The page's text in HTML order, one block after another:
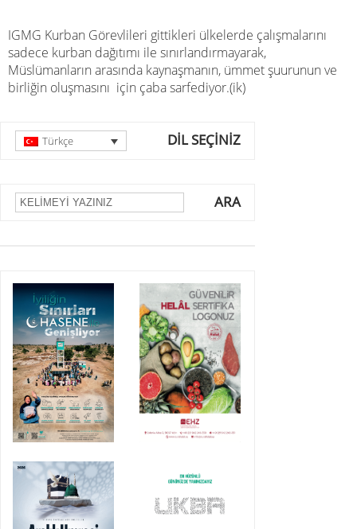
IGMG Kurban Görevlileri gittikleri ülkelerde çalışmalarını
sadece kurban dağıtımı ile sınırlandırmayarak,
Müslümanların arasında kaynaşmanın, ümmet şuurunun ve
birliğin oluşmasını için çaba sarfediyor.(ik)
DİL SEÇİNİZ
Türkçe
ARA